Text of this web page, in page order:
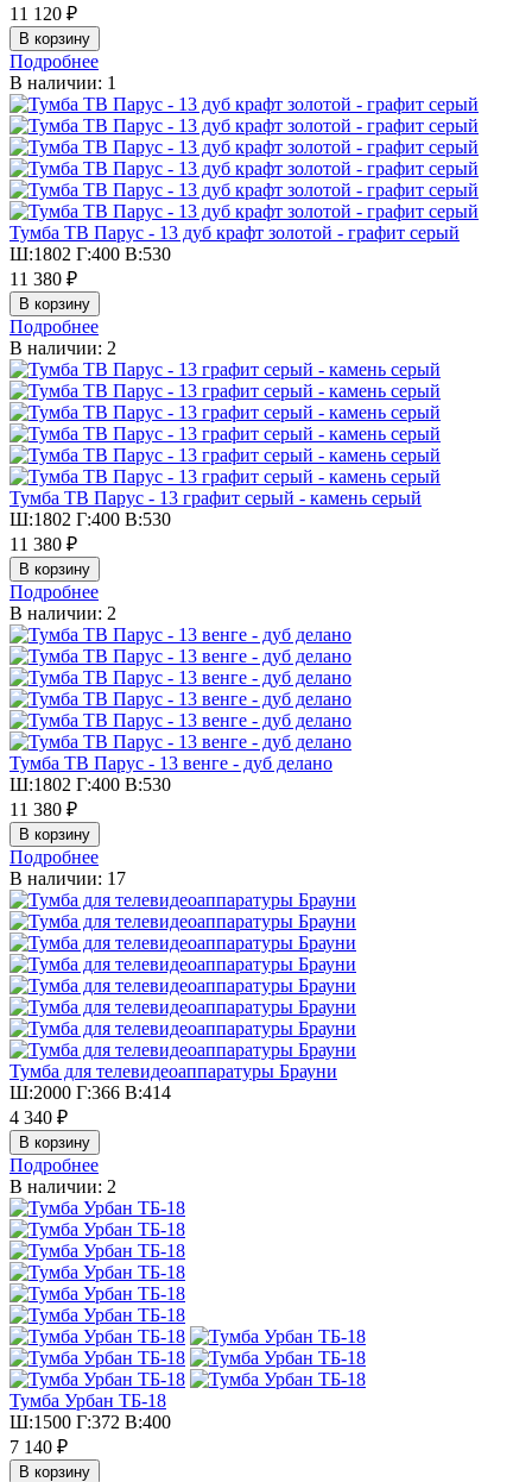
11 120 ₽
Подробнее
В наличии: 1
Тумба ТВ Парус - 13 дуб крафт золотой - графит серый
Ш:1802 Г:400 В:530
11 380 ₽
Подробнее
В наличии: 2
Тумба ТВ Парус - 13 графит серый - камень серый
Ш:1802 Г:400 В:530
11 380 ₽
Подробнее
В наличии: 2
Тумба ТВ Парус - 13 венге - дуб делано
Ш:1802 Г:400 В:530
11 380 ₽
Подробнее
В наличии: 17
Тумба для телевидеоаппаратуры Брауни
Ш:2000 Г:366 В:414
4 340 ₽
Подробнее
В наличии: 2
Тумба Урбан ТБ-18
Ш:1500 Г:372 В:400
7 140 ₽